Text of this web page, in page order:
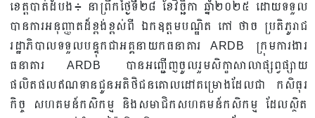
ខេត្តបាត់ដំបង៖ នាព្រឹកថ្ងៃទី២៨ ខែវិច្ឆិកា ឆ្នាំ២០២៥ ដោយទទួល
បានការអនុញ្ញាតដ៏ខ្ពង់ខ្ពស់ពី ឯកឧត្តមបណ្ឌិត កៅ ថាច ប្រតិភូរាជ
រដ្ឋាភិបាលទទួលបន្ទុកជាអគ្គនាយកធនាគារ ARDB ក្រុមការងារ
ធនាគារ ARDB បានអញ្ជើញចូលរួមសិក្ខាសាលាផ្សព្វផ្សាយ
ផលិតផលឥណទានជូនអតិថិជនគោលដៅគម្រោងដែលជា កសិធុរ
កិច្ច សហគមន៍កសិកម្ម និងសមាជិកសហគមន៍កសិកម្ម ដែលស្ថិត